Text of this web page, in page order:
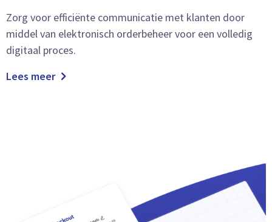
Zorg voor efficiënte communicatie met klanten door
middel van elektronisch orderbeheer voor een volledig
digitaal proces.
Lees meer